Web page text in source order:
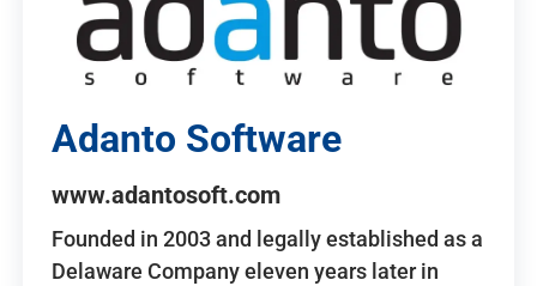
Adanto Software
www.adantosoft.com
Founded in 2003 and legally established as a
Delaware Company eleven years later in